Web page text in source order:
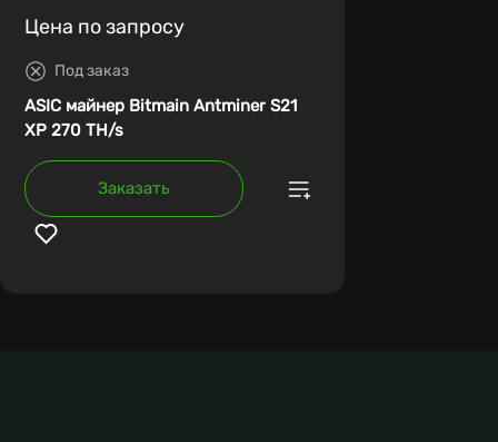
Цена по запросу
Под заказ
ASIC майнер Bitmain Antminer S21
XP 270 TH/s
Заказать